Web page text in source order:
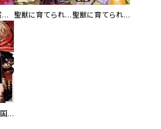
EX ～その賞金稼ぎは、世界の出口を探す～【単行本版】 聖獣に育てられた少年の異世界ゆるり放浪記～神様からもらったチート魔法で、仲間たちとスローライフを満喫中～ 聖獣に育てられた少年の異世界ゆるり放浪記～神様からもらったチート魔法で、仲間たちとスローライフを満喫中～【分冊版】
オルクセン王国史